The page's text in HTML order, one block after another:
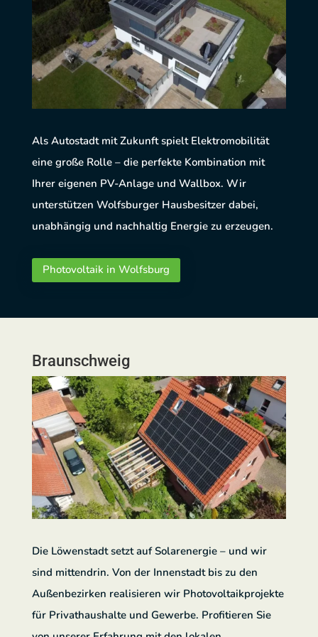
Als Autostadt mit Zukunft spielt Elektromobilität
eine große Rolle – die perfekte Kombination mit
Ihrer eigenen PV-Anlage und Wallbox. Wir
unterstützen Wolfsburger Hausbesitzer dabei,
unabhängig und nachhaltig Energie zu erzeugen.
Photovoltaik in Wolfsburg
Braunschweig
Die Löwenstadt setzt auf Solarenergie – und wir
sind mittendrin. Von der Innenstadt bis zu den
Außenbezirken realisieren wir Photovoltaikprojekte
für Privathaushalte und Gewerbe. Profitieren Sie